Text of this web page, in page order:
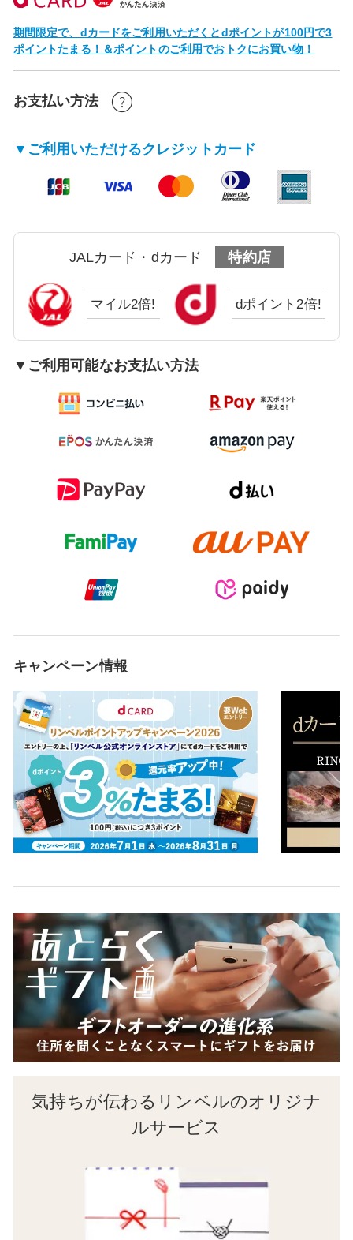
期間限定で、dカードをご利用いただくとdポイントが100円で3
ポイントたまる！＆ポイントのご利用でおトクにお買い物！
お支払い方法
▼ご利用いただけるクレジットカード
JALカード・dカード 特約店
マイル2倍! dポイント2倍!
▼ご利用可能なお支払い方法
キャンペーン情報
気持ちが伝わるリンベルのオリジナ
ルサービス